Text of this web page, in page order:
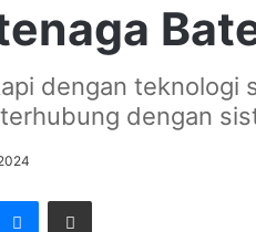
dengan teknologi
terhubung dengan
Messenger
Share via Email